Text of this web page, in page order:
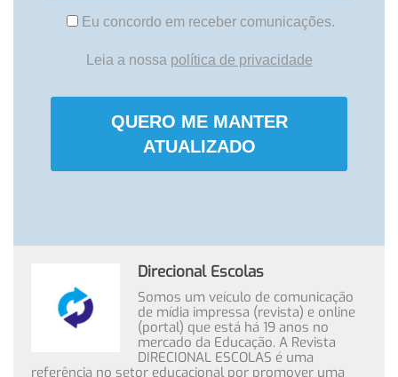
Eu concordo em receber comunicações.
Leia a nossa política de privacidade
QUERO ME MANTER
ATUALIZADO
Direcional Escolas
Somos um veículo de comunicação
de mídia impressa (revista) e online
(portal) que está há 19 anos no
mercado da Educação. A Revista
DIRECIONAL ESCOLAS é uma
referência no setor educacional por promover uma